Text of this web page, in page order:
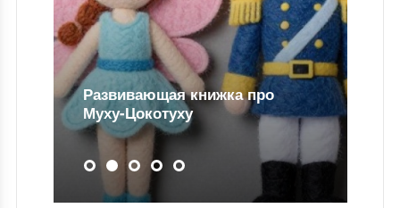
Развивающая книжка про
Муху-Цокотуху